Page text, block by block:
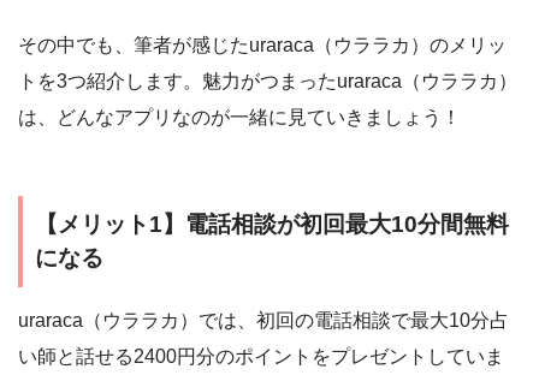
その中でも、筆者が感じたuraraca（ウララカ）のメリッ
トを3つ紹介します。魅力がつまったuraraca（ウララカ）
は、どんなアプリなのが一緒に見ていきましょう！
【メリット1】電話相談が初回最大10分間無料
になる
uraraca（ウララカ）では、初回の電話相談で最大10分占
い師と話せる2400円分のポイントをプレゼントしていま